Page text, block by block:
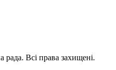
Всі права захищені.